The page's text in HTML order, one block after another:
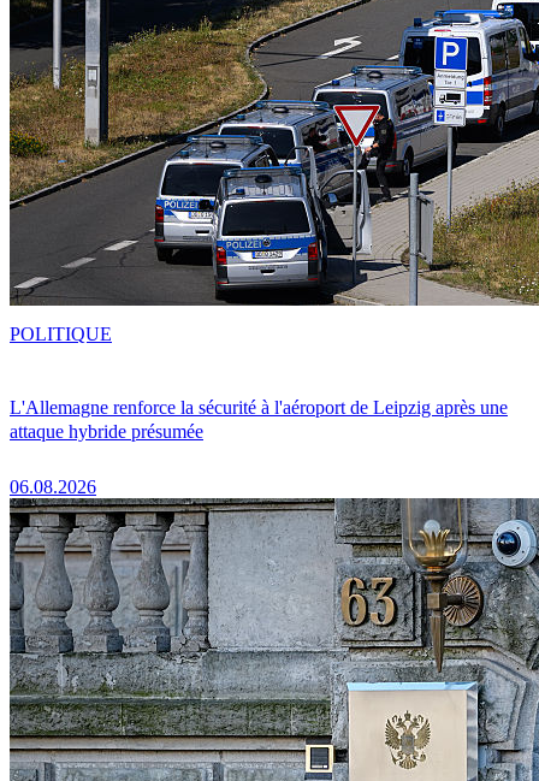
L'Allemagne renforce la sécurité à l'aéroport de Leipzig après une
attaque hybride présumée
06.08.2026
POLITIQUE